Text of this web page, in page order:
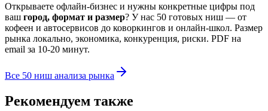
Открываете офлайн-бизнес и нужны конкретные цифры под
ваш город, формат и размер? У нас 50 готовых ниш — от
кофеен и автосервисов до коворкингов и онлайн-школ. Размер
рынка локально, экономика, конкуренция, риски. PDF на
email за 10-20 минут.
Все 50 ниш анализа рынка
Рекомендуем также